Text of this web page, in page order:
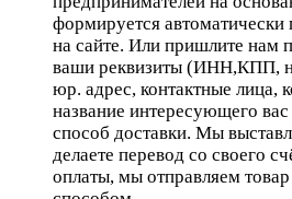
формируется автоматически
на сайте. Или пришлите нам
ваши реквизиты (ИНН,КПП,
юр. адрес, контактные лица,
название интересующего вас
способ доставки. Мы
делаете перевод со своего
оплаты, мы отправляем